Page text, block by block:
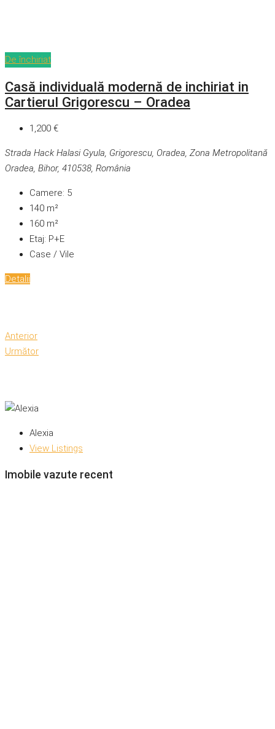
De închiriat
Casă individuală modernă de inchiriat in
Cartierul Grigorescu – Oradea
1,200 €
Strada Hack Halasi Gyula, Grigorescu, Oradea, Zona Metropolitană
Oradea, Bihor, 410538, România
Camere: 5
140 m²
160 m²
Etaj: P+E
Case / Vile
Detalii
Anterior
Următor
Alexia
View Listings
Imobile vazute recent